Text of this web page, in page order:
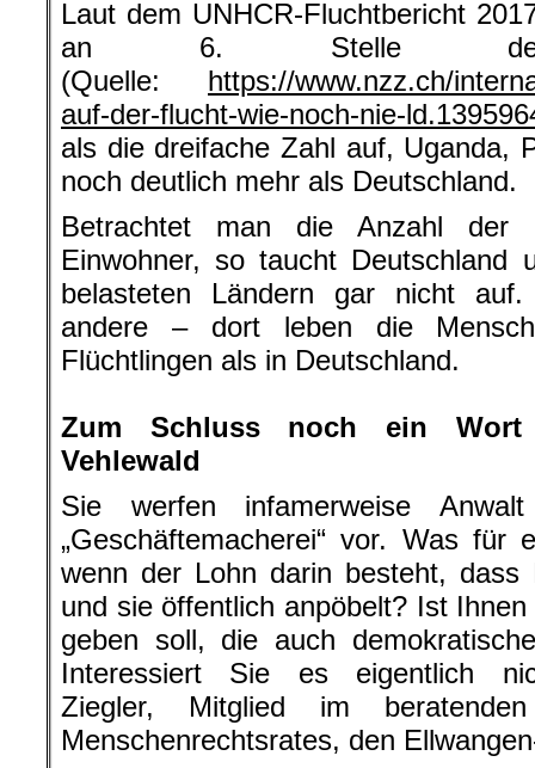
Laut dem UNHCR-Fluchtbericht
an 6. Stelle der
(Quelle: https://www.nzz.ch/
auf-der-flucht-wie-noch-nie-
als die dreifache Zahl auf, Uganda,
noch deutlich mehr als Deutschland.
Betrachtet man die Anzahl der
Einwohner, so taucht Deutschland
belasteten Ländern gar nicht
andere – dort leben die
Flüchtlingen als in Deutschland.
Zum Schluss noch ein Wort
Vehlewald
Sie werfen infamerweise
„Geschäftemacherei“ vor. Was für
wenn der Lohn darin besteht,
und sie öffentlich anpöbelt? Ist
geben soll, die auch
Interessiert Sie es eigentlich
Ziegler, Mitglied im
Menschenrechtsrates, den